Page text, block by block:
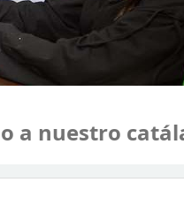
nuestro